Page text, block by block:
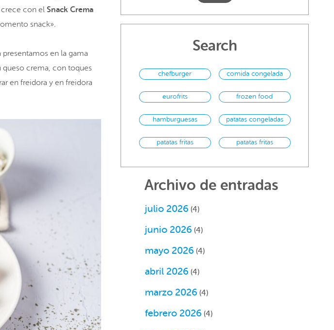
crece con el Snack Crema
snack».
presentamos en la gama
queso crema, con toques
en freidora y en freidora
Search
chefburger comida congelada
eurofrits frozen food
hamburguesas patatas congeladas
patatas fritas
patatas fritas
Archivo de entradas
julio 2026 (4)
junio 2026 (4)
mayo 2026 (4)
abril 2026 (4)
marzo 2026 (4)
febrero 2026 (4)